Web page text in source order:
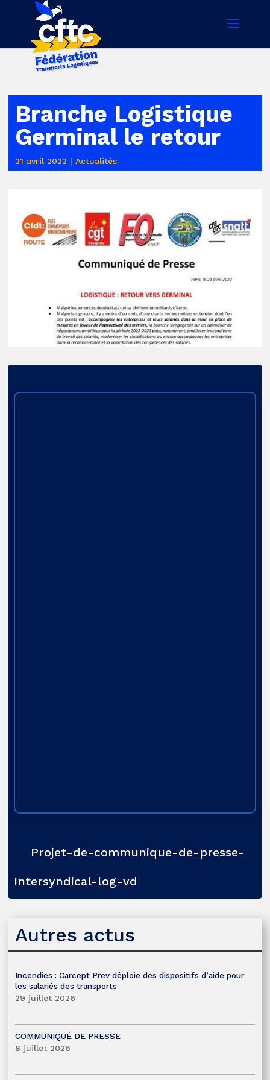
Branche Logistique
Germinal le retour
21 avril 2022 |Actualités
Projet-de-communique-de-presse-
Intersyndical-log-vd
Autres actus
Incendies : Carcept Prev déploie des dispositifs d’aide pour
les salariés des transports
29 juillet 2026
COMMUNIQUÉ DE PRESSE
8 juillet 2026